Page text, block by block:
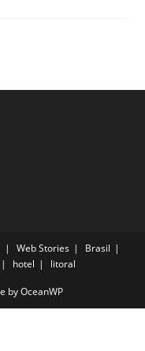
Web Stories
Brasil
hotel litoral
by OceanWP